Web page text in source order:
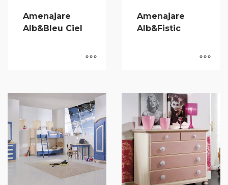
Amenajare
Alb&Bleu Ciel
Amenajare
Alb&Fistic